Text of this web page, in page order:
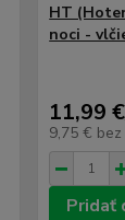
HT
noci -
11,99 €
9,75 € bez
Pridať